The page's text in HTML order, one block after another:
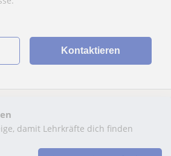
Kontaktieren
damit Lehrkräfte dich finden